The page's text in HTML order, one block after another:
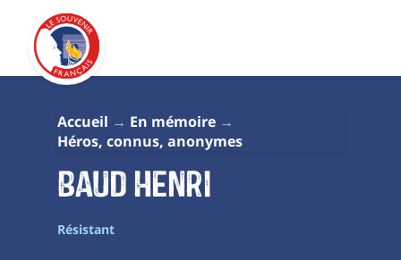
Accueil
En mémoire
Héros, connus, anonymes
Baud Henri
Résistant